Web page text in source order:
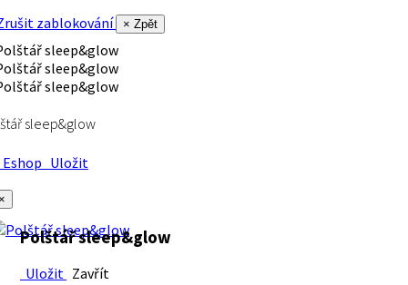
zablokování
× Zpět
sleep&glow
Uložit
Polštář sleep&glow
Uložit Zavřít